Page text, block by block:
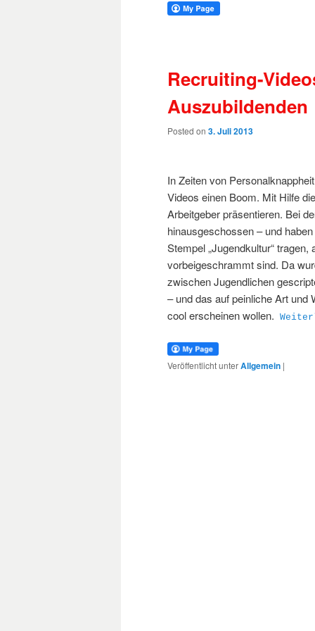
Recruiting-
Auszubildenden
Posted on 3. Juli 2013
In Zeiten von
Videos einen Boom. Mit Hilfe
Arbeitgeber präsentieren. Bei
hinausgeschossen – und
Stempel „Jugendkultur“
vorbeigeschrammt sind. Da
zwischen Jugendlichen
– und das auf peinliche Art
cool erscheinen wollen.
Veröffentlicht unterAllgemein |